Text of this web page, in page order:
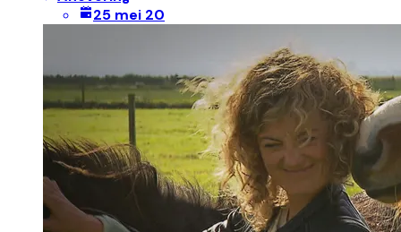
25 mei 20